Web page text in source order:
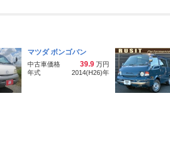
マツダ ボンゴバン
中古車価格 39.9 万円
年式
2014(H26)年